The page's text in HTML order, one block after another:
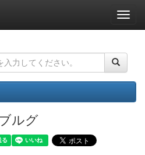
ナ
ビ
ー
ョ
ン
ルグ